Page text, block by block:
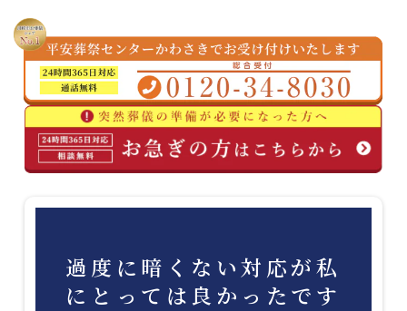
過度に暗くない対応が私
にとっては良かったです